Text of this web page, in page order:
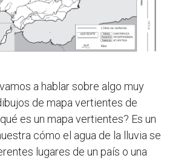
a hablar sobre algo muy
de mapa vertientes de
es un mapa vertientes? Es un
cómo el agua de la lluvia se
lugares de un país o una